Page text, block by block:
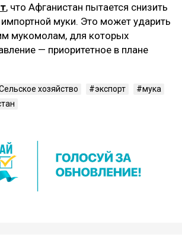
, что Афганистан пытается снизить
муки. Это может ударить
мукомолам, для которых
— приоритетное в плане
хозяйство экспорт
мука